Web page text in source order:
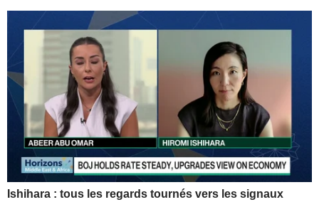
Ishihara : tous les regards tournés vers les signaux